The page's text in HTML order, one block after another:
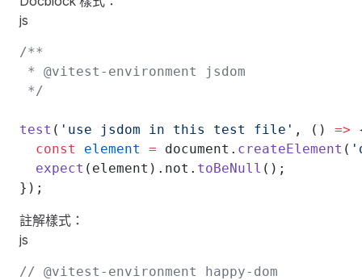
js
/**
* @vitest-environment jsdom
*/
test ( 'use jsdom in this test file' , () =>
  const
element = document. createElement (
  expect
(element).not. toBeNull ();
});
註解樣式：
js
// @vitest-environment happy-dom